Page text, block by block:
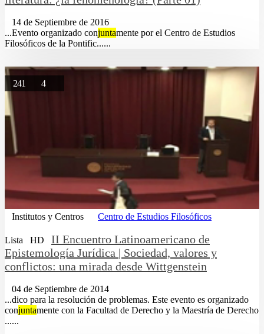
14 de Septiembre de 2016
...Evento organizado conjuntamente por el Centro de Estudios
Filosóficos de la Pontific......
241 4
Institutos y Centros Centro de Estudios Filosóficos
Lista HD
II Encuentro Latinoamericano de
Epistemología Jurídica | Sociedad, valores y
conflictos: una mirada desde Wittgenstein
04 de Septiembre de 2014
...dico para la resolución de problemas. Este evento es organizado
conjuntamente con la Facultad de Derecho y la Maestría de Derecho
......